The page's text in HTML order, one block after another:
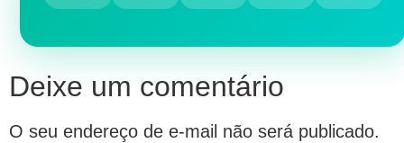
Deixe um comentário
O seu endereço de e-mail não será publicado.